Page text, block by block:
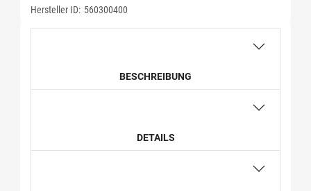
Hersteller ID: 560300400
BESCHREIBUNG
DETAILS